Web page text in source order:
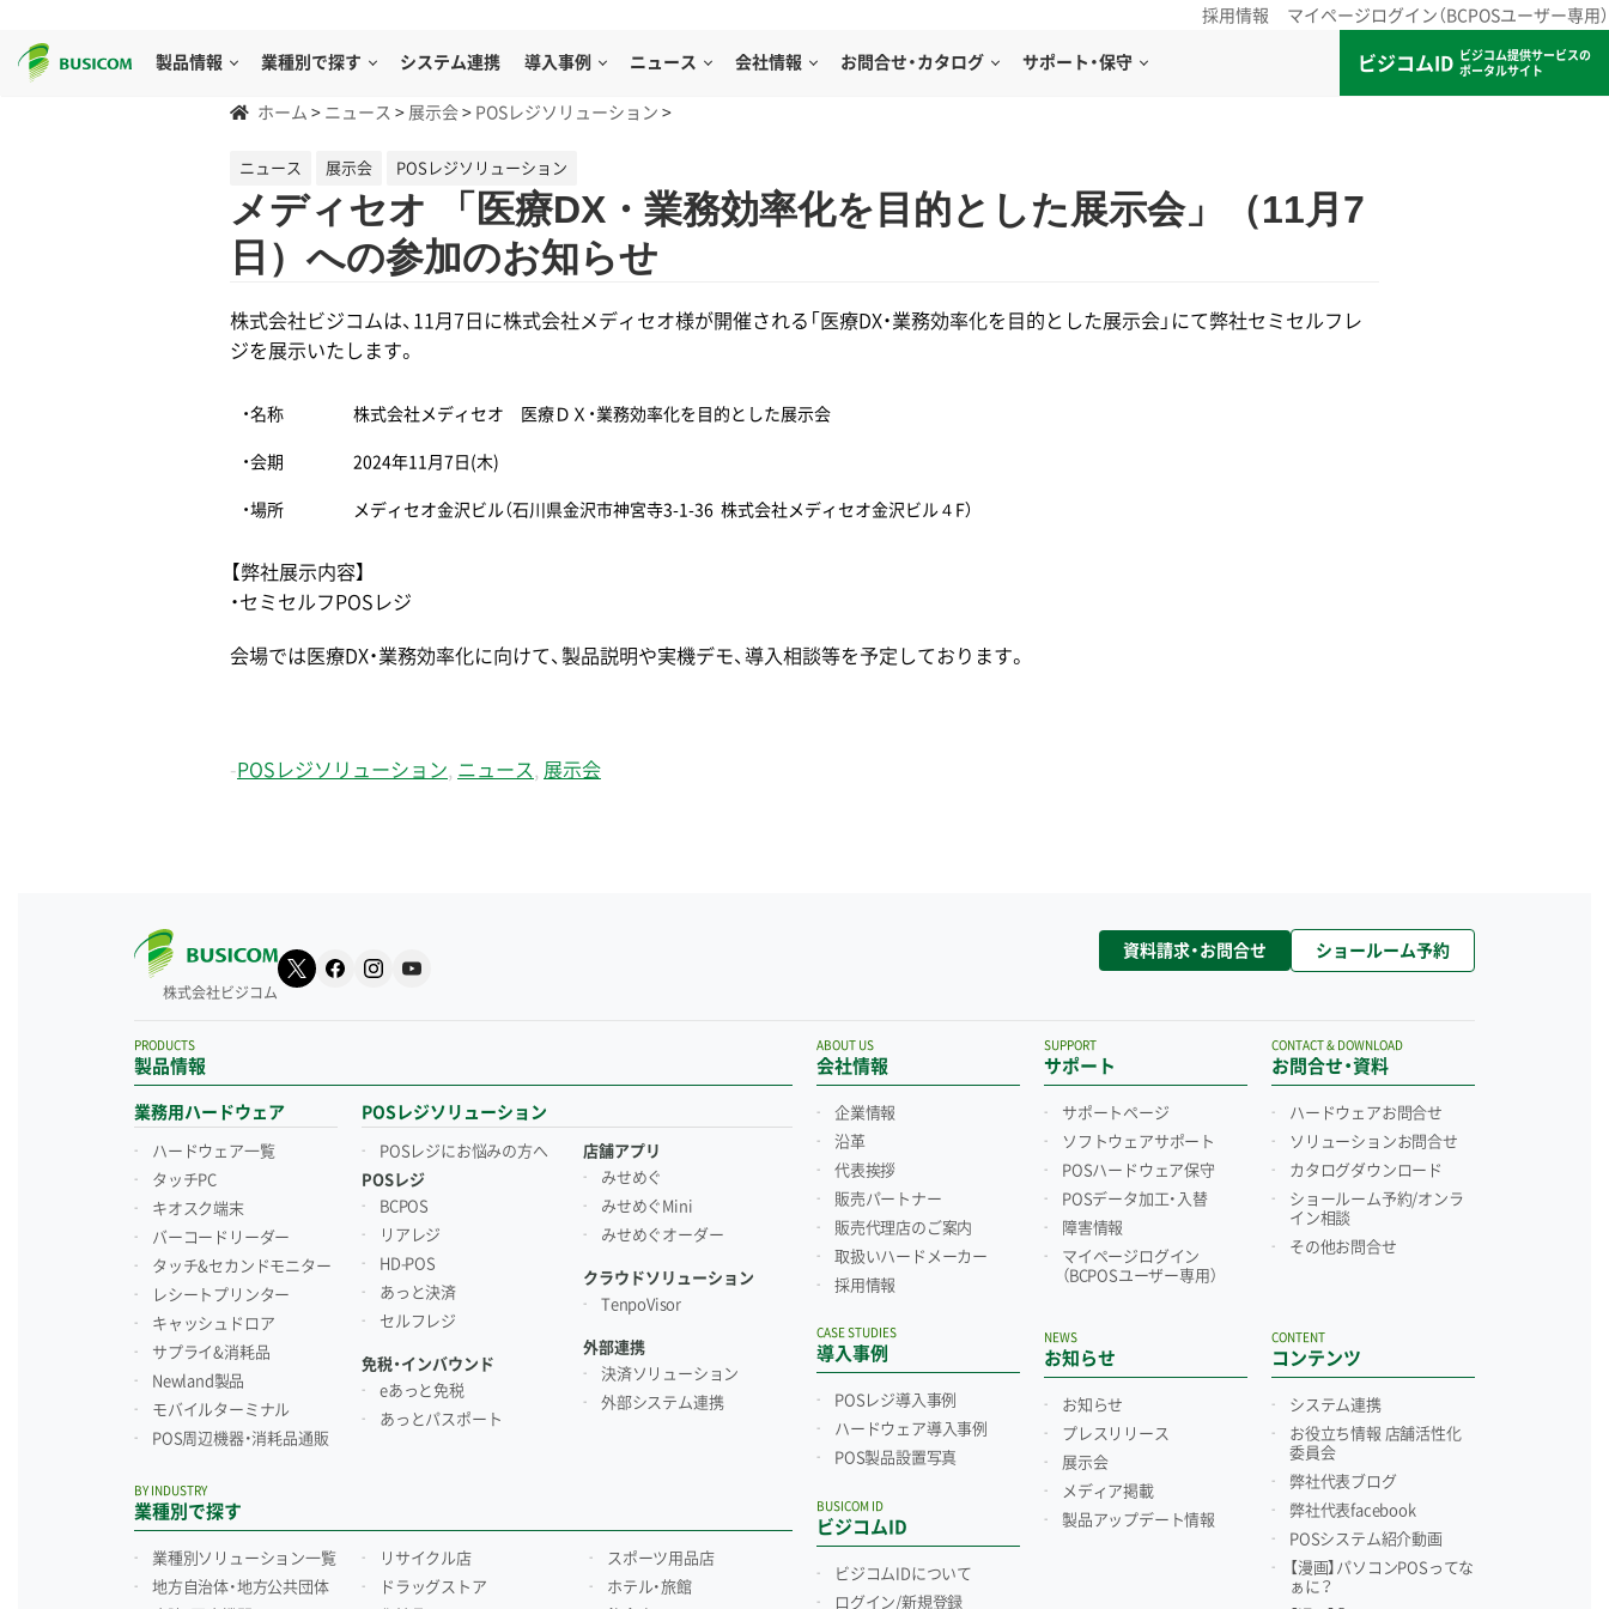
採用情報 マイページログイン（BCPOSユーザー専用）
製品情報 業種別で探す システム連携 導入事例 ニュース 会社情報 お問合せ・カタログ サポート・保守 ビジコムID
ビジコム提供サービスの
ポータルサイト
ホーム > ニュース > 展示会 > POSレジソリューション >
ニュース 展示会 POSレジソリューション
メディセオ 「医療DX・業務効率化を目的とした展示会」（11月7
日）への参加のお知らせ
株式会社ビジコムは、11月7日に株式会社メディセオ様が開催される「医療DX・業務効率化を目的とした展示会」にて弊社セミセルフレ
ジを展示いたします。
・名称 株式会社メディセオ 医療ＤＸ・業務効率化を目的とした展示会
・会期 2024年11月7日(木)
・場所 メディセオ金沢ビル（石川県金沢市神宮寺3-1-36 株式会社メディセオ金沢ビル４F）
【弊社展示内容】
・セミセルフPOSレジ
会場では医療DX・業務効率化に向けて、製品説明や実機デモ、導入相談等を予定しております。
- POSレジソリューション ニュース 展示会
株式会社ビジコム
資料請求・お問合せ ショールーム予約
製品情報
PRODUCTS
業務用ハードウェア
ハードウェア一覧
タッチPC
キオスク端末
バーコードリーダー
タッチ&セカンドモニター
レシートプリンター
キャッシュドロア
サプライ&消耗品
Newland製品
モバイルターミナル
POS周辺機器・消耗品通販
POSレジソリューション
POSレジにお悩みの方へ
POSレジ
BCPOS
リアレジ
HD-POS
あっと決済
セルフレジ
免税・インバウンド
eあっと免税
あっとパスポート
店舗アプリ
みせめぐ
みせめぐMini
みせめぐオーダー
クラウドソリューション
TenpoVisor
外部連携
決済ソリューション
外部システム連携
業種別で探す
BY INDUSTRY
業種別ソリューション一覧
地方自治体・地方公共団体
リサイクル店
ドラッグストア
スポーツ用品店
ホテル・旅館
会社情報
ABOUT US
企業情報
沿革
代表挨拶
販売パートナー
販売代理店のご案内
取扱いハードメーカー
採用情報
導入事例
CASE STUDIES
POSレジ導入事例
ハードウェア導入事例
POS製品設置写真
ビジコムID
BUSICOM ID
ビジコムIDについて
ログイン/新規登録
サポート
SUPPORT
サポートページ
ソフトウェアサポート
POSハードウェア保守
POSデータ加工・入替
障害情報
マイページログイン
（BCPOSユーザー専用）
お知らせ
NEWS
お知らせ
プレスリリース
展示会
メディア掲載
製品アップデート情報
お問合せ・資料
CONTACT & DOWNLOAD
ハードウェアお問合せ
ソリューションお問合せ
カタログダウンロード
ショールーム予約/オンラ
イン相談
その他お問合せ
コンテンツ
CONTENT
システム連携
お役立ち情報 店舗活性化
委員会
弊社代表ブログ
弊社代表facebook
POSシステム紹介動画
【漫画】パソコンPOSってな
ぁに？